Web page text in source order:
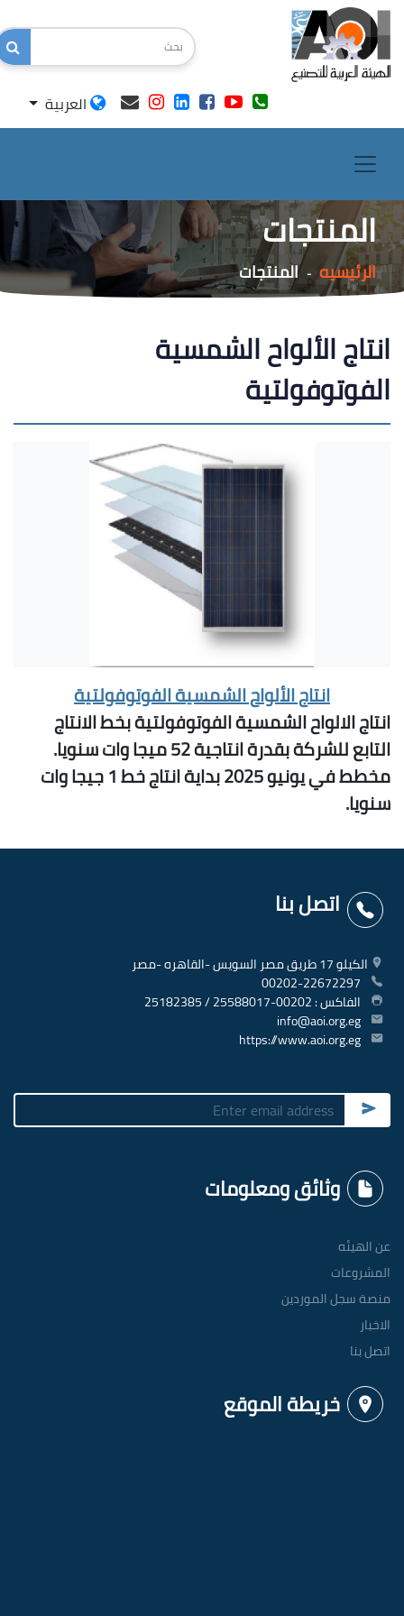
العربية
المنتجات
الرئيسيه المنتجات
انتاج الألواح الشمسية
الفوتوفولتية
انتاج الألواح الشمسية الفوتوفولتية
انتاج الالواح الشمسية الفوتوفولتية بخط الانتاج
التابع للشركة بقدرة انتاجية 52 ميجا وات سنويا.
مخطط في يونيو 2025 بداية انتاج خط 1 جيجا وات
سنويا.
اتصل بنا
الكيلو 17 طريق مصر السويس -القاهره -مصر
00202-22672297
الفاكس : 00202-25588017 / 25182385
info@aoi.org.eg
https://www.aoi.org.eg
Submit
وثائق ومعلومات
عن الهيئه
المشروعات
منصة سجل الموردين
الاخبار
اتصل بنا
خريطة الموقع